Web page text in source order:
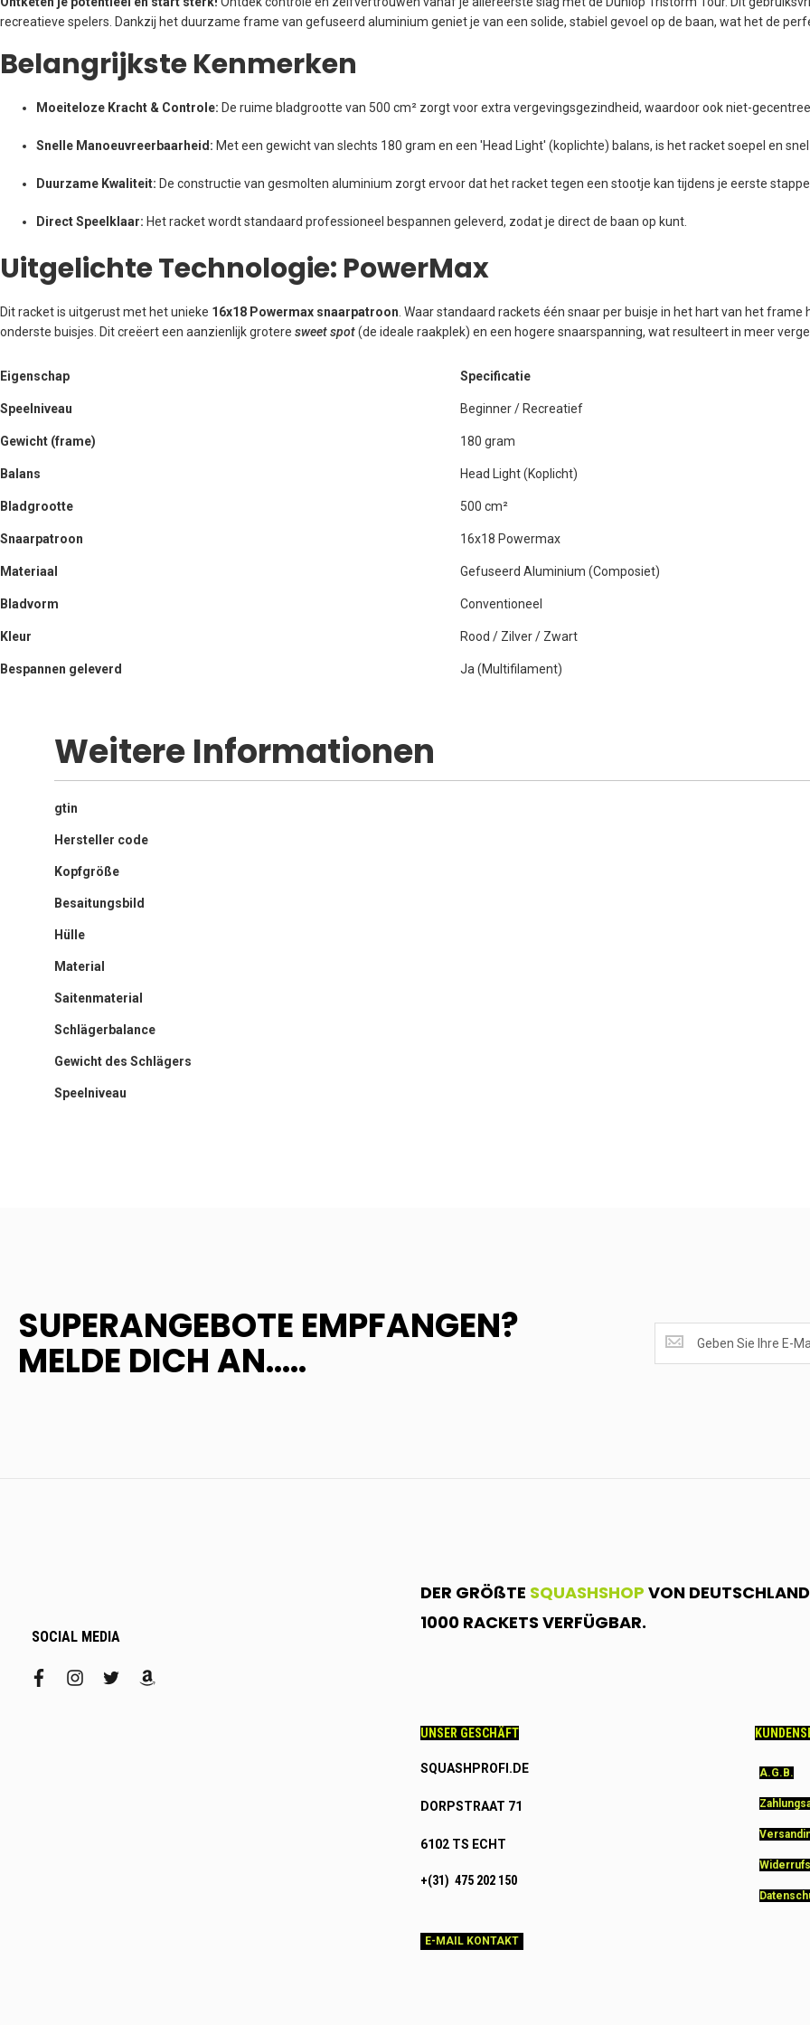
recreatieve spelers. Dankzij het duurzame frame van gefuseerd aluminium geniet je van een solide, stabiel gevoel op de baan, wat het de
Belangrijkste Kenmerken
Moeiteloze Kracht & Controle: De ruime bladgrootte van 500 cm² zorgt voor extra vergevingsgezindheid, waardoor ook niet-
Snelle Manoeuvreerbaarheid: Met een gewicht van slechts 180 gram en een 'Head Light' (koplichte) balans, is het racket soepel en
Duurzame Kwaliteit: De constructie van gesmolten aluminium zorgt ervoor dat het racket tegen een stootje kan tijdens je eerste
Direct Speelklaar: Het racket wordt standaard professioneel bespannen geleverd, zodat je direct de baan op kunt.
Uitgelichte Technologie: PowerMax
Dit racket is uitgerust met het unieke 16x18 Powermax snaarpatroon . Waar standaard rackets één snaar per buisje in het hart van het
onderste buisjes. Dit creëert een aanzienlijk grotere sweet spot(de ideale raakplek) en een hogere snaarspanning, wat resulteert in meer
Eigenschap Specificatie
Speelniveau Beginner / Recreatief
Gewicht (frame) 180 gram
Balans Head Light (Koplicht)
Bladgrootte 500 cm²
Snaarpatroon 16x18 Powermax
Materiaal Gefuseerd Aluminium (Composiet)
Bladvorm Conventioneel
Kleur Rood / Zilver / Zwart
Bespannen geleverd Ja (Multifilament)
Weitere Informationen
Weitere
Informationen
gtin
Hersteller code
Kopfgröße
Besaitungsbild
Hülle
Material
Saitenmaterial
Schlägerbalance
Gewicht des Schlägers
Speelniveau
SUPERANGEBOTE EMPFANGEN?
MELDE DICH AN.....
EMPFANGEN?
<br>MELDE
SOCIAL MEDIA
facebookinstagram
twitteramazon
DER GRÖßTE SQUASHSHOP VON
1000 RACKETS VERFÜGBAR.
UNSER GESCHÄFT
SQUASHPROFI.DE
DORPSTRAAT 71
6102 TS ECHT
+(31) 475 202 150
E-MAIL KONTAKT
A.G.B.